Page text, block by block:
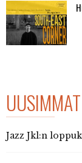
UUSIMMAT
Jazz Jkl:n